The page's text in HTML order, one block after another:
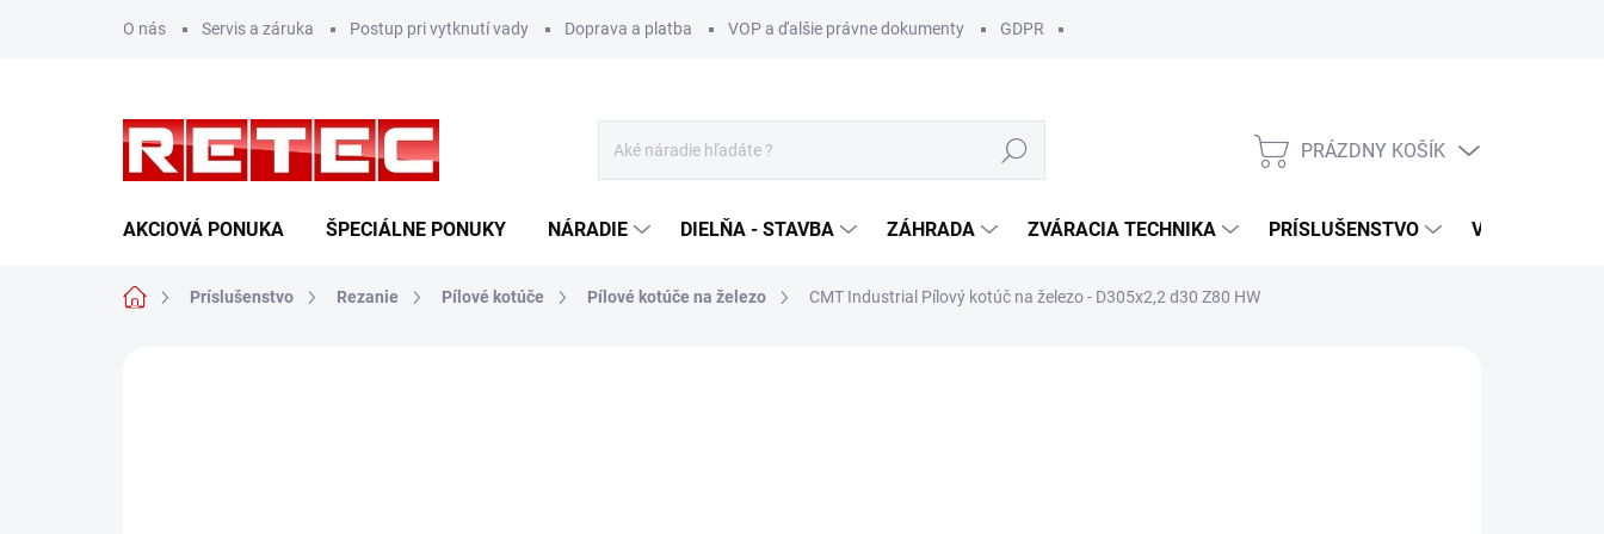
O nás Servis a záruka Postup pri vytknutí vady Doprava a platba VOP a ďalšie právne dokumenty GDPR
Hľadať
NÁKUPNÝ
PRÁZDNY KOŠÍK
AKCIOVÁ PONUKA ŠPECIÁLNE PONUKY NÁRADIE DIELŇA - STAVBA ZÁHRADA ZVÁRACIA TECHNIKA PRÍSLUŠENSTVO VÝROBCOVIA
DomovPríslušenstvo Rezanie Pílové kotúče Pílové kotúče na železo CMT Industrial Pílový kotúč na železo - D305x2,2 d30 Z80 HW